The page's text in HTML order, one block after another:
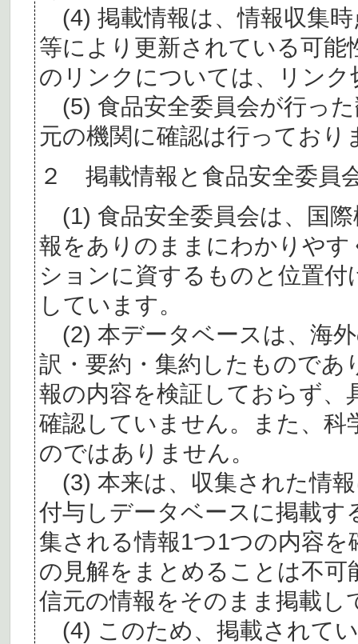
(4) 掲載情報は、情報収集
等により更新されている可
のリンクについては、リン
(5) 食品安全委員会が行っ
元の機関に確認は行っており
２ 掲載情報と食品安全委員
(1) 食品安全委員会は、国
報をありのままにわかりや
ションに資するものと位置
しています。
(2) 本データベースは、海
訳・要約・集約したものであ
報の内容を検証しておらず、
確認していません。また、
のではありません。
(3) 本来は、収集された情
付与しデータベースに掲載
集される情報1つ1つの内容
の見解をまとめることは不
信元の情報をそのまま掲載し
(4) このため、掲載されて